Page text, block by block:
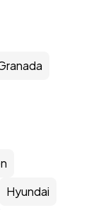
Hyundai